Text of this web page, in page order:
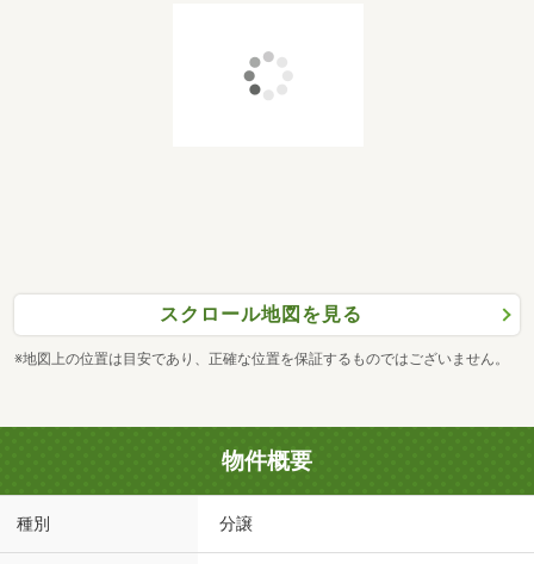
スクロール地図を見る
※地図上の位置は目安であり、正確な位置を保証するものではございません。
物件概要
種別 分譲